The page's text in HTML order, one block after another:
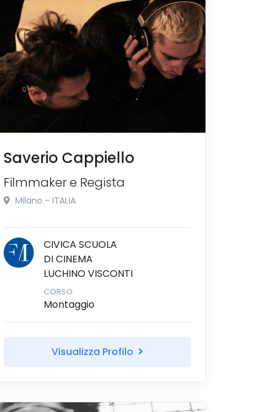
Saverio Cappiello
Filmmaker e Regista
Milano - ITALIA
CIVICA SCUOLA
DI CINEMA
LUCHINO VISCONTI
CORSO
Montaggio
Visualizza Profilo